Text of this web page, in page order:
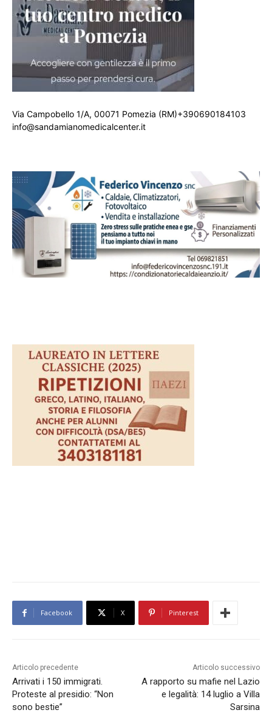
Via Campobello 1/A, 00071 Pomezia (RM)+390690184103
info@sandamianomedicalcenter.it
Facebook X Pinterest
Articolo precedente
Arrivati i 150 immigrati.
Proteste al presidio: “Non
sono bestie”
Articolo successivo
A rapporto su mafie nel Lazio
e legalità: 14 luglio a Villa
Sarsina